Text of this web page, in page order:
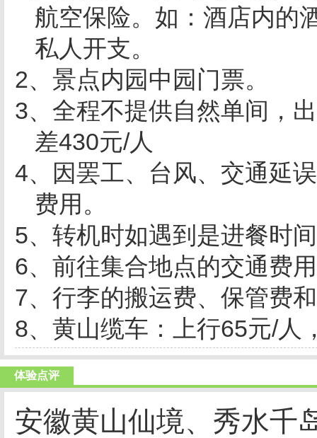
航空保险。如：酒店内的
私人开支。
2、景点内园中园门票。
3、全程不提供自然单间，
差430元/人
4、因罢工、台风、交通延
费用。
5、转机时如遇到是进餐时
6、前往集合地点的交通费
7、行李的搬运费、保管费
8、黄山缆车：上行65元/人
体验点评
安徽黄山仙境、秀水千